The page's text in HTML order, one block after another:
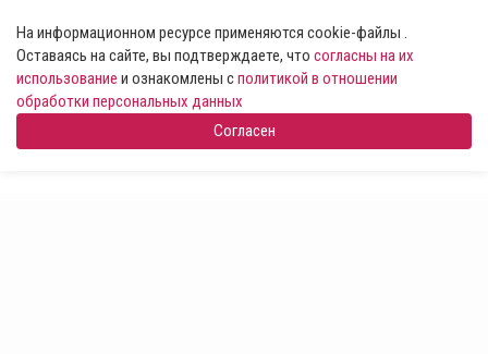
На информационном ресурсе применяются cookie-файлы .
Оставаясь на сайте, вы подтверждаете, что согласны на их
использование и ознакомлены сполитикой в отношении
обработки персональных данных
Согласен